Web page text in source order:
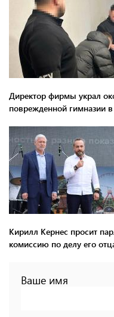
Директор фирмы украл
поврежденной гимназии
Кирилл Кернес просит
комиссию по делу его
Ваше имя